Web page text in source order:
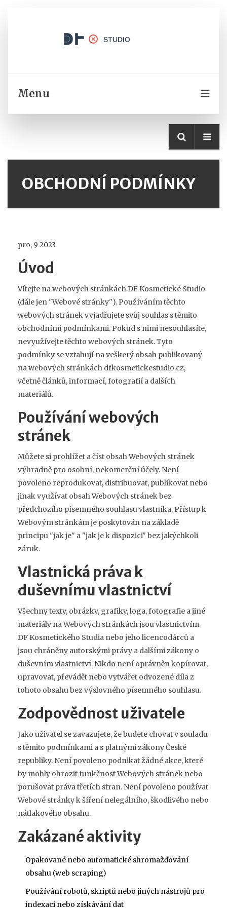
Menu
OBCHODNÍ PODMÍNKY
pro, 9 2023
Úvod
Vítejte na webových stránkách DF Kosmetické Studio
(dále jen "Webové stránky"). Používáním těchto
webových stránek vyjadřujete svůj souhlas s těmito
obchodními podmínkami. Pokud s nimi nesouhlasíte,
nevyužívejte těchto webových stránek. Tyto
podmínky se vztahují na veškerý obsah publikovaný
na webových stránkách dfkosmetickestudio.cz,
včetně článků, informací, fotografií a dalších
materiálů.
Používání webových
stránek
Můžete si prohlížet a číst obsah Webových stránek
výhradně pro osobní, nekomerční účely. Není
povoleno reprodukovat, distribuovat, publikovat nebo
jinak využívat obsah Webových stránek bez
předchozího písemného souhlasu vlastníka. Přístup k
Webovým stránkám je poskytován na základě
principu "jak je" a "jak je k dispozici" bez jakýchkoli
záruk.
Vlastnická práva k
duševnímu vlastnictví
Všechny texty, obrázky, grafiky, loga, fotografie a jiné
materiály na Webových stránkách jsou vlastnictvím
DF Kosmetického Studia nebo jeho licencodárců a
jsou chráněny autorskými právy a dalšími zákony o
duševním vlastnictví. Nikdo není oprávněn kopírovat,
upravovat, převádět nebo vytvářet odvozené díla z
tohoto obsahu bez výslovného písemného souhlasu.
Zodpovědnost uživatele
Jako uživatel se zavazujete, že budete chovat v souladu
s těmito podmínkami a s platnými zákony České
republiky. Není povoleno podnikat žádné akce, které
by mohly ohrozit funkčnost Webových stránek nebo
porušovat práva třetích stran. Není povoleno používat
Webové stránky k šíření nelegálního, škodlivého nebo
nátlakového obsahu.
Zakázané aktivity
Opakované nebo automatické shromažďování
obsahu (web scraping)
Používání robotů, skriptů nebo jiných nástrojů pro
indexaci nebo získávání dat